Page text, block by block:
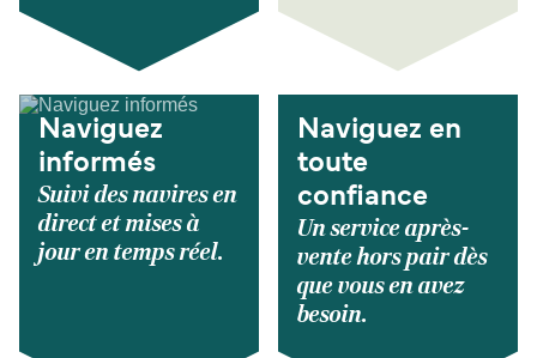
Naviguez
informés
Suivi des navires en
direct et mises à
jour en temps réel.
Naviguez en
toute
confiance
Un service après-
vente hors pair dès
que vous en avez
besoin.